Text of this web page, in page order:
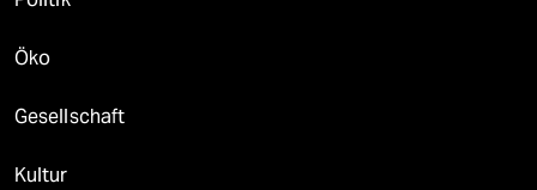
Öko
Gesellschaft
Kultur